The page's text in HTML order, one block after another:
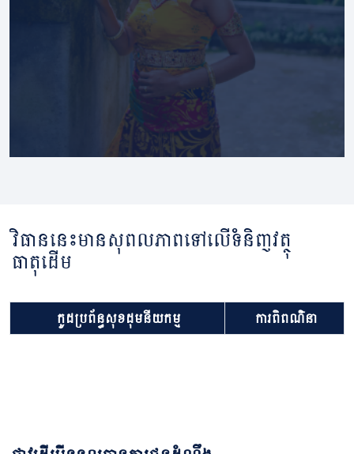
វិធាននេះមានសុពលភាពទៅលើទំនិញវត្ថុ
ធាតុដើម
កូដប្រព័ន្ធសុខដុមនីយកម្ម ការពិពណ៌នា